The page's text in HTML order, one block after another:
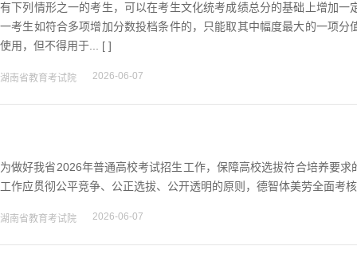
有下列情形之一的考生，可以在考生文化统考成绩总分的基础上增加
一考生如符合多项增加分数投档条件的，只能取其中幅度最大的一项
使用，但不得用于... [ ]
湖南省教育考试院 2026-06-07
为做好我省2026年普通高校考试招生工作，保障高校选拔符合培养要
工作应贯彻公平竞争、公正选拔、公开透明的原则，德智体美劳全面考
湖南省教育考试院 2026-06-07